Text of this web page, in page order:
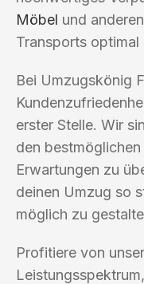
Möbel und
Transports optimal
Bei Umzugskönig
erster Stelle. Wir
den
Erwartungen zu
deinen Umzug so
möglich zu
Profitiere von